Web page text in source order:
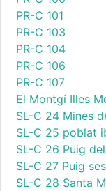
PR-C 101
PR-C 103
PR-C 104
PR-C 106
PR-C 107
El Montgí Illes
SL-C 24 Mines
SL-C 25 poblat
SL-C 26 Puig
SL-C 27 Puig
SL-C 28 Santa